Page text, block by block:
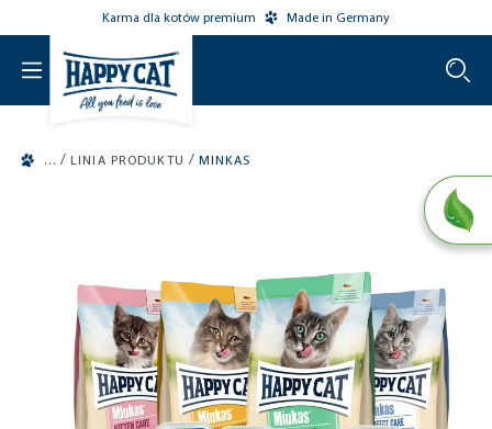
main contentKarma dla kotów premium Made in Germany
/ LINIA PRODUKTU / MINKAS